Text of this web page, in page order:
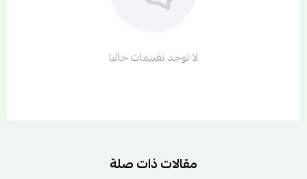
لا توجد تقييمات حاليا
مقالات ذات صلة